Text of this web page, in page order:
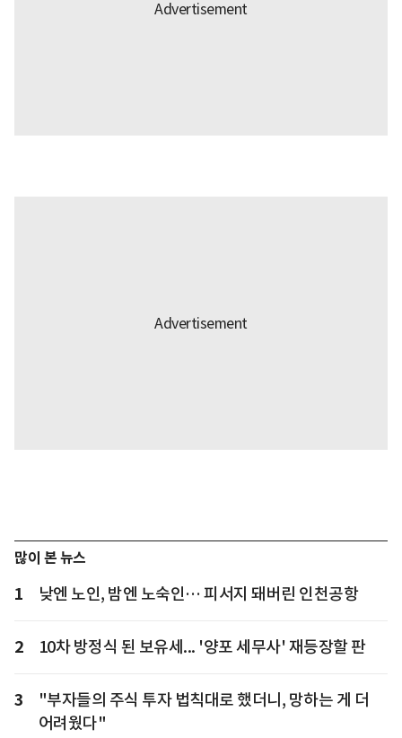
많이 본 뉴스
1 낮엔 노인, 밤엔 노숙인… 피서지 돼버린 인천공항
2 10차 방정식 된 보유세... '양포 세무사' 재등장할 판
3
"부자들의 주식 투자 법칙대로 했더니, 망하는 게 더
어려웠다"